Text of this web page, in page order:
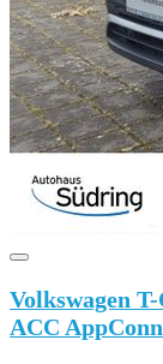
Volkswagen
ACC